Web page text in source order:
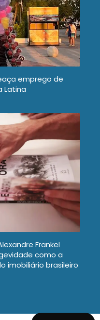
emprego de
Latina
Frankel
como a
imobiliário brasileiro